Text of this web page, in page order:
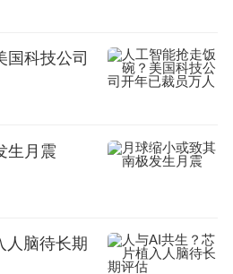
果一等奖和国家教学成果二
业和教育事业奋斗一生。他
及业内人士的爱戴和好评。我
洪宾同志！
（周三）上午9:30，在哈尔滨
国科技公司
生月震
人脑待长期